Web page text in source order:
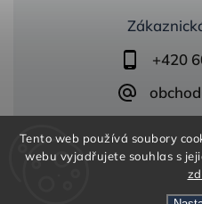
Tento web používá soubory
webu vyjadřujete souhlas s
+420